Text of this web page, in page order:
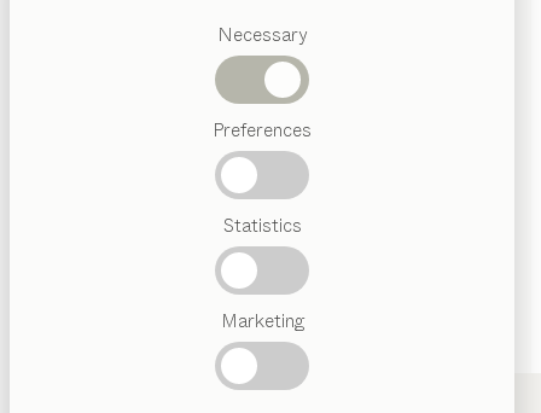
Necessary
Preferences
Statistics
Marketing
Österreichisches
Handwerk
Wenn nicht anders angeführt, werden alle
Holzoberflächen mit reinem Naturöl veredelt.